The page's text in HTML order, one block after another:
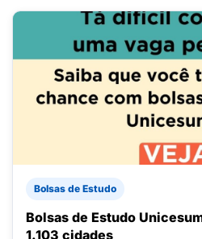
Bolsas de Estudo
Bolsas de Estudo
1.103 cidades